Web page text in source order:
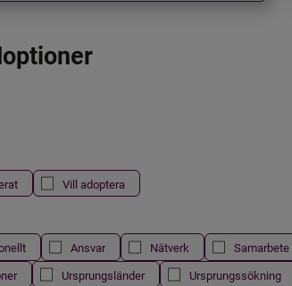
Vill adoptera
Ansvar Nätverk Samarbete
Ursprungsländer Ursprungssökning